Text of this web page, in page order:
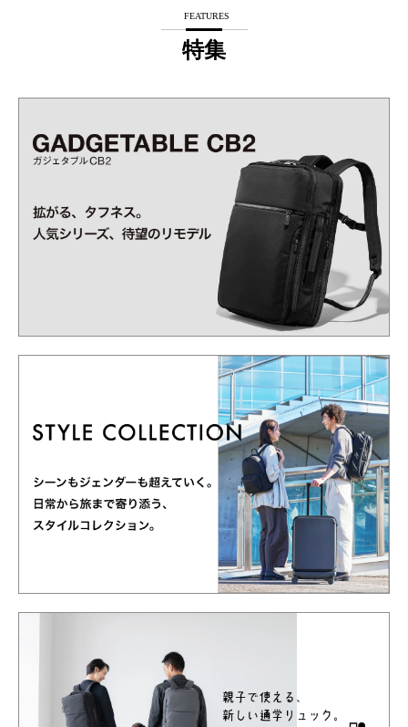
FEATURES
特集